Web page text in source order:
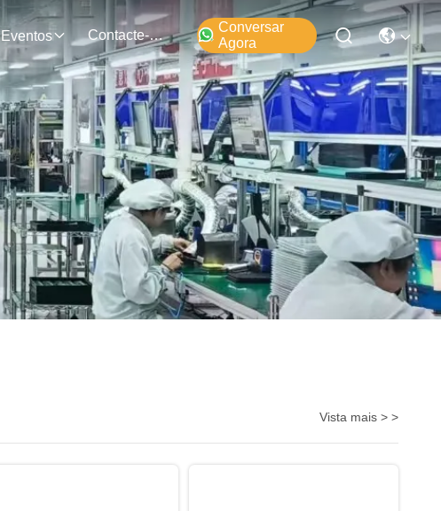
Eventos Contacte-Nos
Conversar
Agora
Vista mais > >